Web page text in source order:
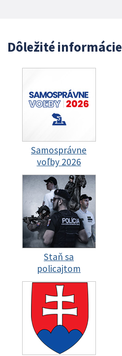
Dôležité informácie
Samosprávne
voľby 2026
Staň sa
policajtom